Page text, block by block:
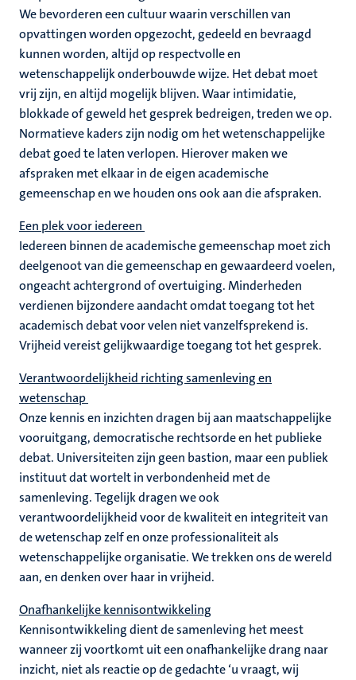
We bevorderen een cultuur waarin verschillen van
opvattingen worden opgezocht, gedeeld en bevraagd
kunnen worden, altijd op respectvolle en
wetenschappelijk onderbouwde wijze. Het debat moet
vrij zijn, en altijd mogelijk blijven. Waar intimidatie,
blokkade of geweld het gesprek bedreigen, treden we op.
Normatieve kaders zijn nodig om het wetenschappelijke
debat goed te laten verlopen. Hierover maken we
afspraken met elkaar in de eigen academische
gemeenschap en we houden ons ook aan die afspraken.
Een plek voor iedereen
Iedereen binnen de academische gemeenschap moet zich
deelgenoot van die gemeenschap en gewaardeerd voelen,
ongeacht achtergrond of overtuiging. Minderheden
verdienen bijzondere aandacht omdat toegang tot het
academisch debat voor velen niet vanzelfsprekend is.
Vrijheid vereist gelijkwaardige toegang tot het gesprek.
Verantwoordelijkheid richting samenleving en
wetenschap
Onze kennis en inzichten dragen bij aan maatschappelijke
vooruitgang, democratische rechtsorde en het publieke
debat. Universiteiten zijn geen bastion, maar een publiek
instituut dat wortelt in verbondenheid met de
samenleving. Tegelijk dragen we ook
verantwoordelijkheid voor de kwaliteit en integriteit van
de wetenschap zelf en onze professionaliteit als
wetenschappelijke organisatie. We trekken ons de wereld
aan, en denken over haar in vrijheid.
Onafhankelijke kennisontwikkeling
Kennisontwikkeling dient de samenleving het meest
wanneer zij voortkomt uit een onafhankelijke drang naar
inzicht, niet als reactie op de gedachte ‘u vraagt, wij